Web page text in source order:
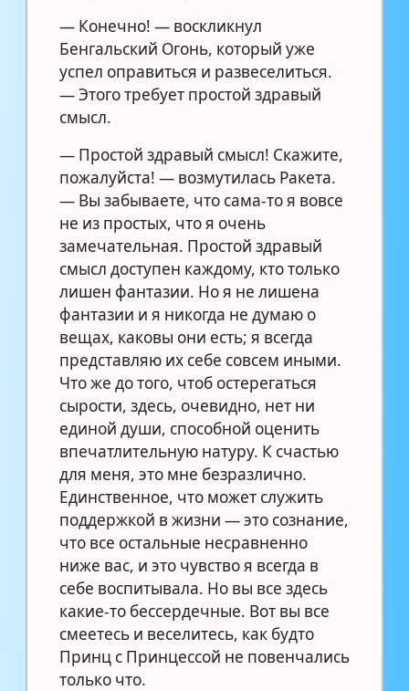
— Конечно! — воскликнул
Бенгальский Огонь, который уже
успел оправиться и развеселиться.
— Этого требует простой здравый
смысл.
— Простой здравый смысл! Скажите,
пожалуйста! — возмутилась Ракета.
— Вы забываете, что сама-то я вовсе
не из простых, что я очень
замечательная. Простой здравый
смысл доступен каждому, кто только
лишен фантазии. Но я не лишена
фантазии и я никогда не думаю о
вещах, каковы они есть; я всегда
представляю их себе совсем иными.
Что же до того, чтоб остерегаться
сырости, здесь, очевидно, нет ни
единой души, способной оценить
впечатлительную натуру. К счастью
для меня, это мне безразлично.
Единственное, что может служить
поддержкой в жизни — это сознание,
что все остальные несравненно
ниже вас, и это чувство я всегда в
себе воспитывала. Но вы все здесь
какие-то бессердечные. Вот вы все
смеетесь и веселитесь, как будто
Принц с Принцессой не повенчались
только что.